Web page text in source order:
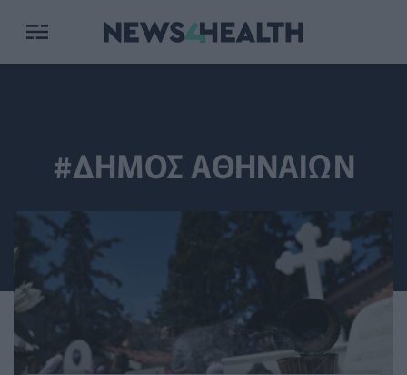
#ΔΗΜΟΣ ΑΘΗΝΑΙΩΝ